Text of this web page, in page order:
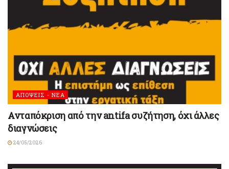
ΑΠΟΨΕΙΣ - ΝΕΑ
Ανταπόκριση από την antifa συζήτηση, όχι άλλες
διαγνώσεις
24/05/2026